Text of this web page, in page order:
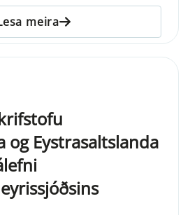
meira
og Eystrasaltslanda